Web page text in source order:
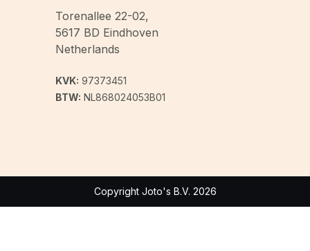
Torenallee 22-02,
5617 BD Eindhoven
Netherlands
KVK: 97373451
BTW: NL868024053B01
Copyright Joto's B.V. 2026